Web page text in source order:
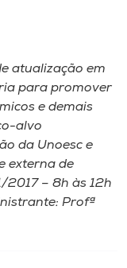
atualização em
para promover
e demais
alvo
da Unoesc e
externa de
2017 – 8h às 12h
Profª